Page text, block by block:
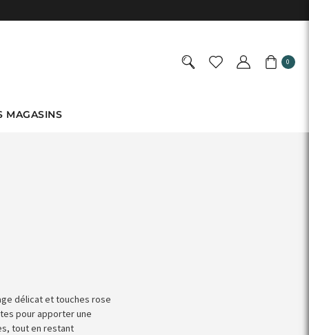
0
MAGASINS
délicat et touches rose
pour apporter une
tout en restant